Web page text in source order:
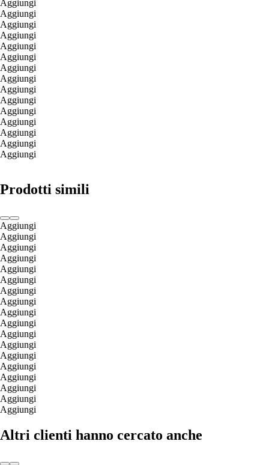
Aggiungi
Aggiungi
Aggiungi
Aggiungi
Aggiungi
Aggiungi
Aggiungi
Aggiungi
Aggiungi
Aggiungi
Aggiungi
Aggiungi
Aggiungi
Aggiungi
Aggiungi
Prodotti simili
Aggiungi
Aggiungi
Aggiungi
Aggiungi
Aggiungi
Aggiungi
Aggiungi
Aggiungi
Aggiungi
Aggiungi
Aggiungi
Aggiungi
Aggiungi
Aggiungi
Aggiungi
Aggiungi
Aggiungi
Aggiungi
Altri clienti hanno cercato anche